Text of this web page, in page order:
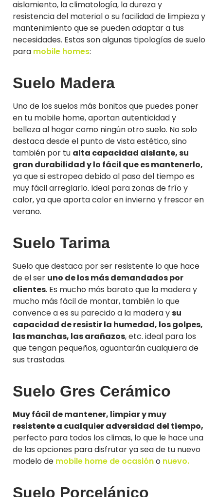
aislamiento, la climatología, la dureza y
resistencia del material o su facilidad de limpieza y
mantenimiento que se pueden adaptar a tus
necesidades. Estas son algunas tipologías de suelo
para mobile homes:
Suelo Madera
Uno de los suelos más bonitos que puedes poner
en tu mobile home, aportan autenticidad y
belleza al hogar como ningún otro suelo. No solo
destaca desde el punto de vista estético, sino
también por tu alta capacidad aislante, su
gran durabilidad y lo fácil que es mantenerlo,
ya que si estropea debido al paso del tiempo es
muy fácil arreglarlo. Ideal para zonas de frío y
calor, ya que aporta calor en invierno y frescor en
verano.
Suelo Tarima
Suelo que destaca por ser resistente lo que hace
de el ser uno de los más demandados por
clientes. Es mucho más barato que la madera y
mucho más fácil de montar, también lo que
convence a es su parecido a la madera ysu
capacidad de resistir la humedad, los golpes,
las manchas, las arañazos, etc. ideal para los
que tengan pequeños, aguantarán cualquiera de
sus trastadas.
Suelo Gres Cerámico
Muy fácil de mantener, limpiar y muy
resistente a cualquier adversidad del tiempo,
perfecto para todos los climas, lo que le hace una
de las opciones para disfrutar ya sea de tu nuevo
modelo de mobile home de ocasióno nuevo.
Suelo Porcelánico